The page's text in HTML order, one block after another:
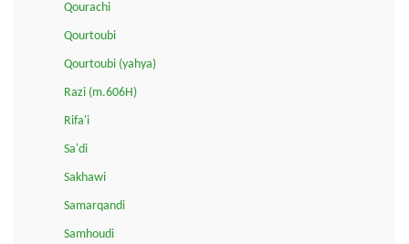
Qourachi
Qourtoubi
Qourtoubi (yahya)
Razi (m.606H)
Rifa'i
Sa'di
Sakhawi
Samarqandi
Samhoudi